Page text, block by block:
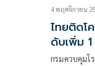
4 พฤศจิกายน
ไทยติดโ
ดับเพิ่ม
กรมควบคุมโ